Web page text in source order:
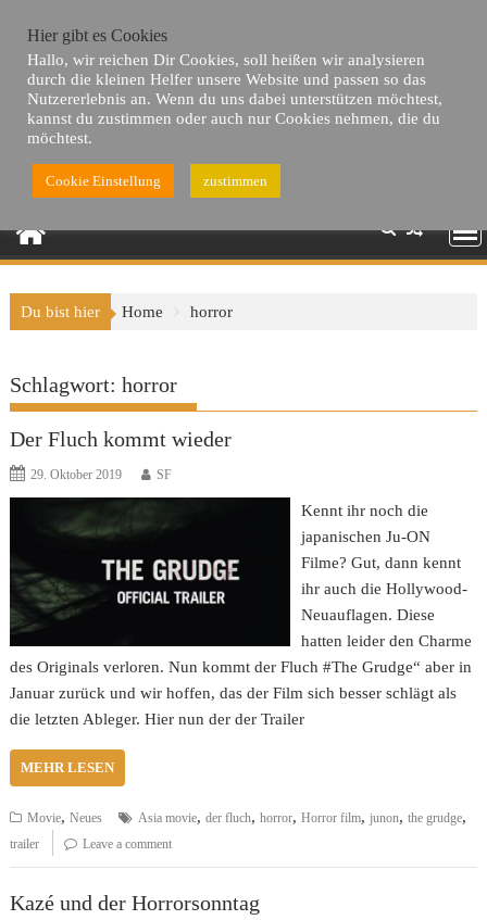
content
Du bist hier Home horror
Schlagwort:horror
Der Fluch kommt wieder
29. Oktober 2019 SF
Kennt ihr noch die
japanischen Ju-ON
Filme? Gut, dann kennt
ihr auch die Hollywood-
Neuauflagen. Diese
hatten leider den Charme
des Originals verloren. Nun kommt der Fluch #The Grudge“ aber in
Januar zurück und wir hoffen, das der Film sich besser schlägt als
die letzten Ableger. Hier nun der der Trailer
MEHR LESEN
Movie,Neues Asia movie,der fluch,horror,Horror film,junon,the grudge,
trailer Leave a comment
Kazé und der Horrorsonntag
Hier gibt es Cookies
Hallo, wir reichen Dir Cookies, soll heißen wir analysieren
durch die kleinen Helfer unsere Website und passen so das
Nutzererlebnis an. Wenn du uns dabei unterstützen möchtest,
kannst du zustimmen oder auch nur Cookies nehmen, die du
möchtest.
Cookie Einstellung zustimmen